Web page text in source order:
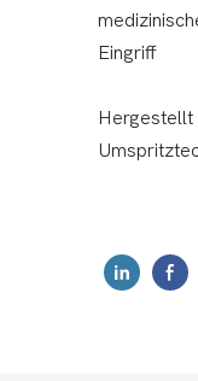
Eingriff
Hergestellt